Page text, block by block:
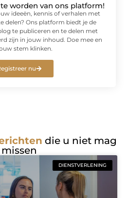
worden van ons platform!
ideeën, kennis of verhalen met
delen? Ons platform biedt je de
te publiceren en te delen met
zijn in jouw inhoud. Doe mee en
stem klinken.
nu
die u niet mag
missen
DIENSTVERLENING